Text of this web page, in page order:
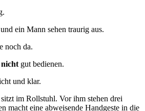
noch da.
nicht gut bedienen.
und klar.